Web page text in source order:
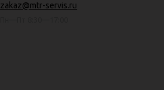
zakaz@mtr-servis.ru